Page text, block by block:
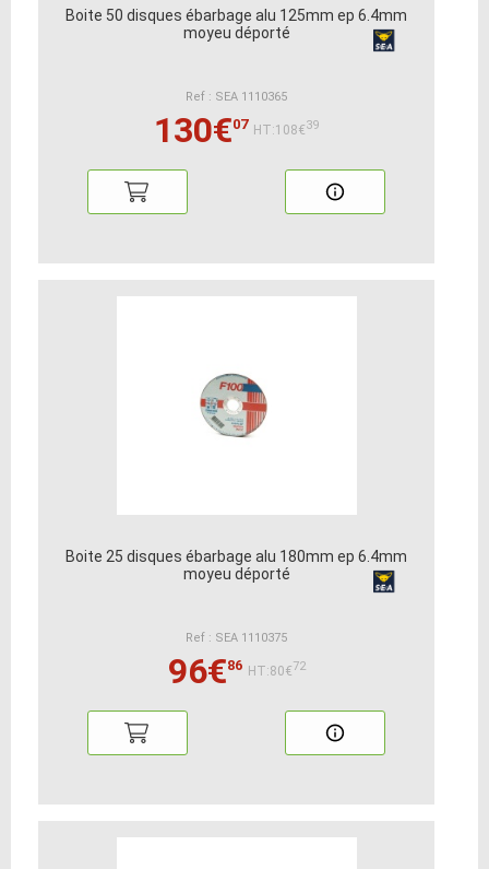
Boite 50 disques ébarbage alu 125mm ep 6.4mm
moyeu déporté
Ref : SEA 1110365
130€07 HT:108€39
Boite 25 disques ébarbage alu 180mm ep 6.4mm
moyeu déporté
Ref : SEA 1110375
96€86 HT:80€72